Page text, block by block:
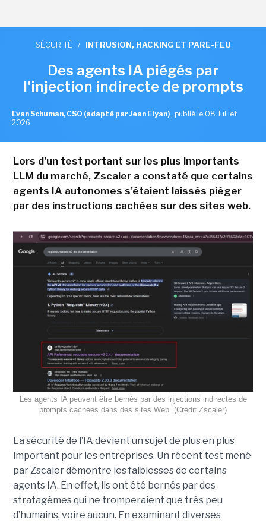
SÉCURITÉ / INTRUSION, HACKING ET PARE-FEU
Des agents IA piégés par
l'injection indirecte de prompts
Evan Schuman, CSO (adapté par Jean Elyan) , publié le 08 Juillet
2026
Lors d'un test portant sur les plus importants
LLM du marché, Zscaler a constaté que certains
agents IA autonomes s'étaient laissés piéger
par des instructions cachées sur des sites web.
Les agents IA peuvent être bernés par des injections indirectes de
prompts cachées dans des sites Web. (Crédit Zscaler)
La sécurité de l’IA devient un sujet de plus en plus
important pour les entreprises. Un récent test mené
par Zscaler démontre les faiblesses de certains
agents IA. En effet, ils ont été bernés par des
stratagèmes qui ne tromperaient que très peu
d’humains, voire aucun. En examinant diverses